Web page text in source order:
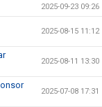
2025-09-23 09:26
2025-08-15 11:12
2025-08-11 13:30
2025-07-08 17:31